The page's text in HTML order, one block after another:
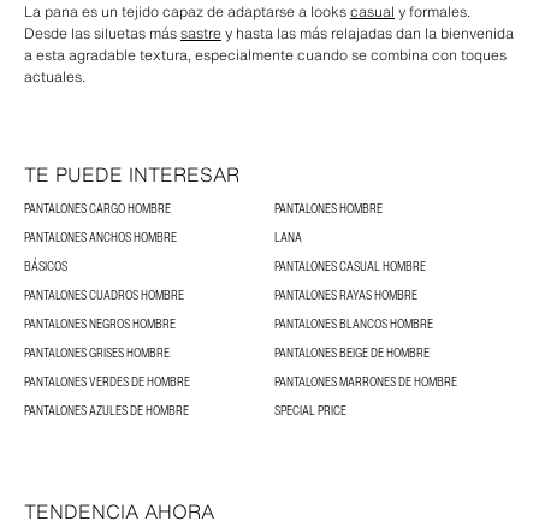
La pana es un tejido capaz de adaptarse a lookscasual y formales.
Desde las siluetas mássastrey hasta las más relajadas dan la bienvenida
a esta agradable textura, especialmente cuando se combina con toques
actuales.
TE PUEDE INTERESAR
PANTALONES CARGO HOMBRE
PANTALONES HOMBRE
PANTALONES ANCHOS HOMBRE
LANA
BÁSICOS
PANTALONES CASUAL HOMBRE
PANTALONES CUADROS HOMBRE
PANTALONES RAYAS HOMBRE
PANTALONES NEGROS HOMBRE
PANTALONES BLANCOS HOMBRE
PANTALONES GRISES HOMBRE
PANTALONES BEIGE DE HOMBRE
PANTALONES VERDES DE HOMBRE
PANTALONES MARRONES DE HOMBRE
PANTALONES AZULES DE HOMBRE
SPECIAL PRICE
TENDENCIA AHORA